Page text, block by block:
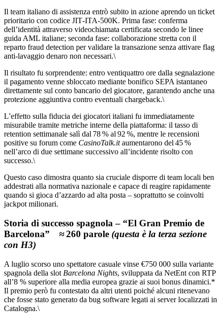
Il team italiano di assistenza entrò subito in azione aprendo un ticket
prioritario con codice JIT‑ITA‑500K. Prima fase: conferma
dell’identità attraverso videochiamata certificata secondo le linee
guida AML italiane; seconda fase: collaborazione stretta con il
reparto fraud detection per validare la transazione senza attivare flag
anti‑lavaggio denaro non necessari.\
Il risultato fu sorprendente: entro ventiquattro ore dalla segnalazione
il pagamento venne sbloccato mediante bonifico SEPA istantaneo
direttamente sul conto bancario del giocatore, garantendo anche una
protezione aggiuntiva contro eventuali chargeback.\
L’effetto sulla fiducia dei giocatori italiani fu immediatamente
misurabile tramite metriche interne della piattaforma: il tasso di
retention settimanale salì dal 78 % al 92 %, mentre le recensioni
positive su forum come CasinoTalk.itaumentarono del 45 %
nell’arco di due settimane successivo all’incidente risolto con
successo.\
Questo caso dimostra quanto sia cruciale disporre di team locali ben
addestrati alla normativa nazionale e capace di reagire rapidamente
quando si gioca d’azzardo ad alta posta – soprattutto se coinvolti
jackpot milionari.
Storia di successo spagnola – “El Gran Premio de
Barcelona” ≈ 260 parole (questa è la terza sezione
con H3)
A luglio scorso uno spettatore casuale vinse €750 000 sulla variante
spagnola della slot Barcelona Nights, sviluppata da NetEnt con RTP
all’8 % superiore alla media europea grazie ai suoi bonus dinamici.*
Il premio però fu contestato da altri utenti poiché alcuni ritenevano
che fosse stato generato da bug software legati ai server localizzati in
Catalogna.\